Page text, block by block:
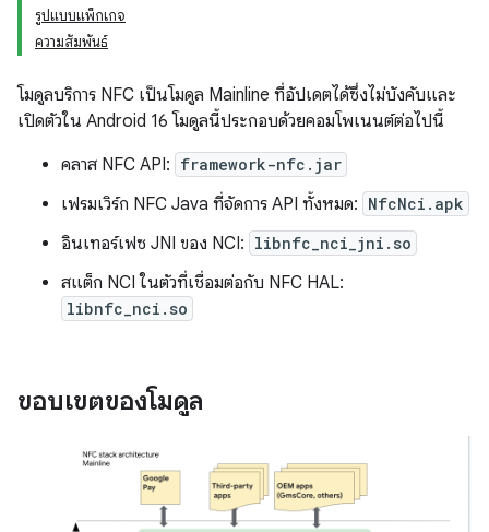
รูปแบบแพ็กเกจ
ความสัมพันธ์
โมดูลบริการ NFC เป็นโมดูล Mainline ที่อัปเดตได้ซึ่งไม่บังคับและ
เปิดตัวใน Android 16 โมดูลนี้ประกอบด้วยคอมโพเนนต์ต่อไปนี้
คลาส NFC API: framework-nfc.jar
เฟรมเวิร์ก NFC Java ที่จัดการ API ทั้งหมด: NfcNci.apk
อินเทอร์เฟซ JNI ของ NCI: libnfc_nci_jni.so
สแต็ก NCI ในตัวที่เชื่อมต่อกับ NFC HAL:
libnfc_nci.so
ขอบเขตของโมดูล